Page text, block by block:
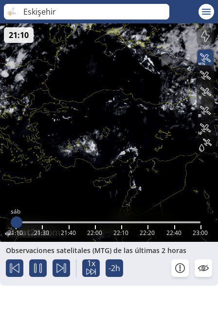
Eskişehir
sáb
21:10 21:30 21:40 22:00 22:10 22:20 22:40 23:00
21:10
Observaciones satelitales (MTG) de las últimas 2 horas
1x -2h